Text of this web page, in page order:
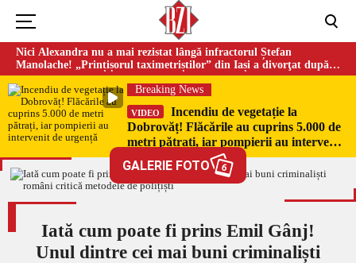
Nici Alexandra nu a mai rezistat lângă infractorul Ștefan
Manolache! „Prințișorul taximetriștilor” din Iași a divorţat după
doi ani de căsnicie
Breaking News
VIDEO
Incendiu de vegetație la
Dobrovăț! Flăcările au cuprins 5.000 de
metri pătrați, iar pompierii au intervenit
GALERIE FOTO 6
Iată cum poate fi prins Emil Gânj!
Unul dintre cei mai buni criminaliști